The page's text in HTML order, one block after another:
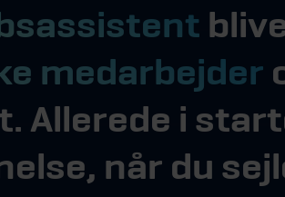
medarbejder
Allerede i
når du